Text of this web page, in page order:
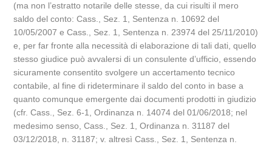
(ma non l’estratto notarile delle stesse, da cui risulti il mero
saldo del conto: Cass., Sez. 1, Sentenza n. 10692 del
10/05/2007 e Cass., Sez. 1, Sentenza n. 23974 del 25/11/2010)
e, per far fronte alla necessità di elaborazione di tali dati, quello
stesso giudice può avvalersi di un consulente d’ufficio, essendo
sicuramente consentito svolgere un accertamento tecnico
contabile, al fine di rideterminare il saldo del conto in base a
quanto comunque emergente dai documenti prodotti in giudizio
(cfr. Cass., Sez. 6-1, Ordinanza n. 14074 del 01/06/2018; nel
medesimo senso, Cass., Sez. 1, Ordinanza n. 31187 del
03/12/2018, n. 31187; v. altresì Cass., Sez. 1, Sentenza n.